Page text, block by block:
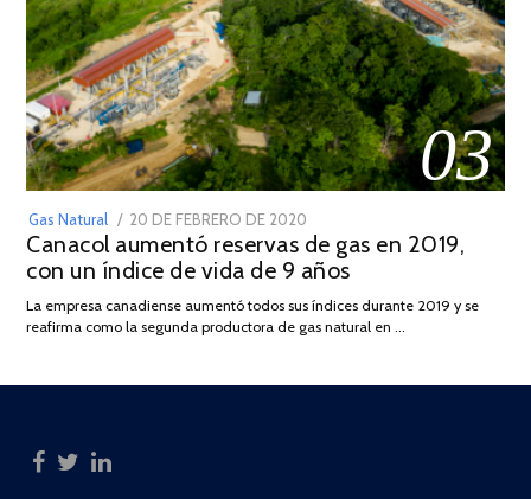
03
Gas Natural
POSTED
ON
20 DE FEBRERO DE 2020
DE
JULIO
2025
Canacol aumentó reservas de gas en 2019,
con un índice de vida de 9 años
La empresa canadiense aumentó todos sus índices durante 2019 y se
reafirma como la segunda productora de gas natural en …